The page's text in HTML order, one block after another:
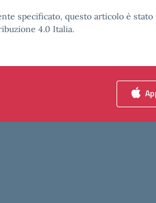
specificato, questo articolo è
4.0 Italia.